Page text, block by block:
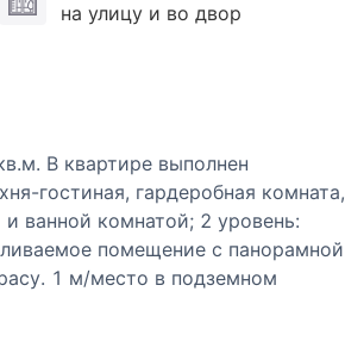
на улицу и во двор
В квартире выполнен
гостиная, гардеробная комната,
ванной комнатой; 2 уровень:
помещение с панорамной
1 м/место в подземном